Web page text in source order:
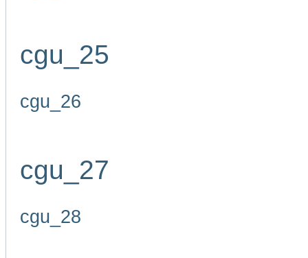
cgu_25
cgu_26
cgu_27
cgu_28